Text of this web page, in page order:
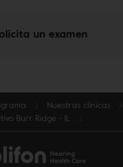
un examen
Nuestras clínicas
Burr Ridge - IL